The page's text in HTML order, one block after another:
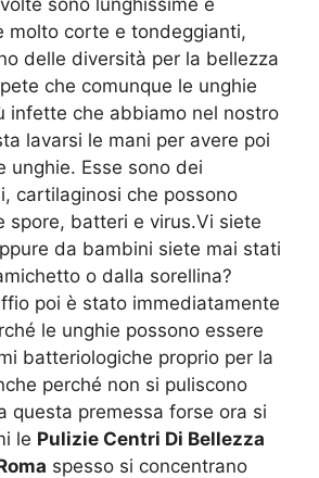
molto corte e tondeggianti,
delle diversità per la bellezza
che comunque le unghie
infette che abbiamo nel nostro
lavarsi le mani per avere poi
unghie. Esse sono dei
cartilaginosi che possono
spore, batteri e virus.Vi siete
da bambini siete mai stati
o dalla sorellina?
poi è stato immediatamente
le unghie possono essere
batteriologiche proprio per la
perché non si puliscono
questa premessa forse ora si
le Pulizie Centri Di Bellezza
spesso si concentrano